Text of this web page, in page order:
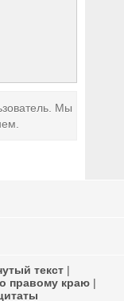
Мы
текст |
правому краю |